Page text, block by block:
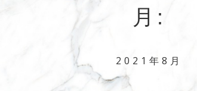
月:
2021年8月